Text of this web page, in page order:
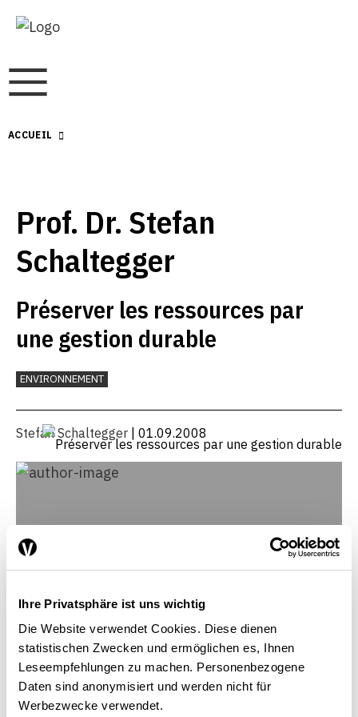
Ihre Privatsphäre ist uns wichtig
Die Website verwendet Cookies. Diese dienen
statistischen Zwecken und ermöglichen es, Ihnen
Leseempfehlungen zu machen. Personenbezogene
Daten sind anonymisiert und werden nicht für
Werbezwecke verwendet.
ACCUEIL
Prof. Dr. Stefan
Schaltegger
Préserver les ressources par
une gestion durable
ENVIRONNEMENT
Stefan Schaltegger | 01.09.2008